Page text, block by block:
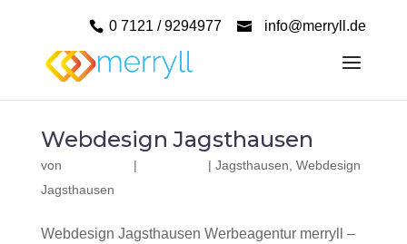
0 7121 / 9294977 info@merryll.de
Webdesign Jagsthausen
von | | Jagsthausen Webdesign
Jagsthausen
Webdesign Jagsthausen Werbeagentur merryll –